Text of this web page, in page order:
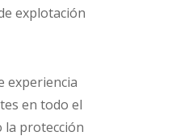
explotación
experiencia
en todo el
la protección